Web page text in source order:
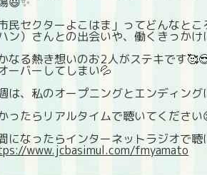
市民セクターよこはま」ってどんなと
ハン）さんとの出会いや、働くきっか
なる熱き想いのお2人がステキです
ーバーしてしまい💦
は、私のオープニングとエンディング
ったらリアルタイムで聴いてください
になったらインターネットラジオで聴
www.jcbasimul.com/fmyamato